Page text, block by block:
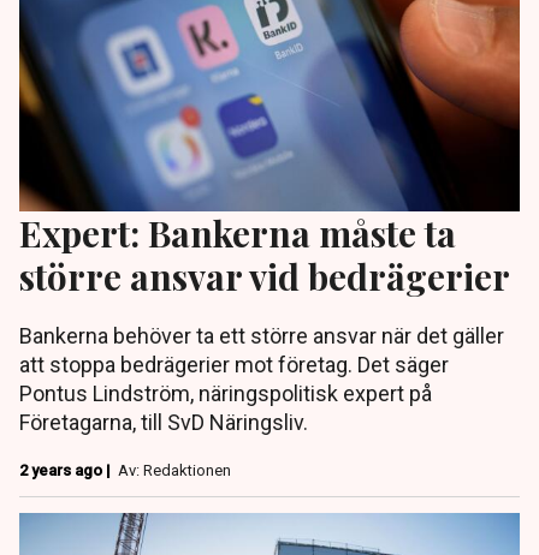
Expert: Bankerna måste ta
större ansvar vid bedrägerier
Bankerna behöver ta ett större ansvar när det gäller
att stoppa bedrägerier mot företag. Det säger
Pontus Lindström, näringspolitisk expert på
Företagarna, till SvD Näringsliv.
2 years ago | Av: Redaktionen